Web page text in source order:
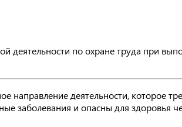
деятельности по охране труда при
деятельности, которое
заболевания и опасны для здоровья